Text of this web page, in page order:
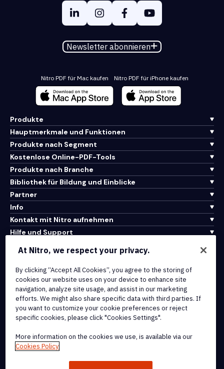
Newsletter abonnieren
Nitro PDF für Mac kaufen Nitro PDF für iPhone kaufen
Produkte
Hauptmerkmale und Funktionen
Produkte nach Segment
Kostenlose Online-PDF-Tools
Produkte nach Branche
Bibliothek für Bildung und Einblicke
Partner
Info
Kontakt mit Nitro aufnehmen
Hilfe und Support
Nutzungsbedingungen
Cookie-Richtlinie
Copyright-Richtlinie
Alle Bedingungen und Richtlinien
At Nitro, we respect your privacy.
By clicking “Accept All Cookies”, you agree to the storing of
cookies our website uses on your device to enhance site
navigation, analyze site usage, and assist in our marketing
efforts. We might also share specific data with third parties. If
you want to customize your cookie preferences or reject
specific cookies, please click "Cookies Settings".
More information on the cookies we use, is available via our
Cookies Policy